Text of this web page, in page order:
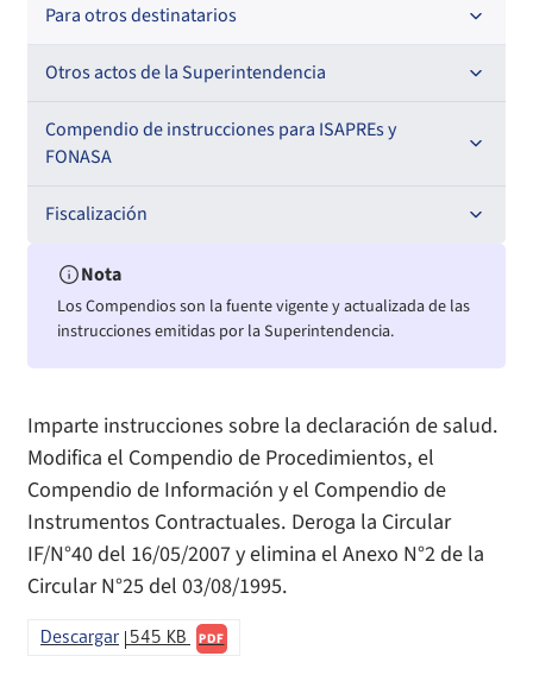
Oficios Circulares
Resoluciones
Oficios Circulares
Circulares
Circulares internas
Resoluciones
Para otros destinatarios
Circulares
Otros actos de la Superintendencia
Antecedentes preparatorios de normas que afecten a
EMT Ley N° 20.416
Comisión Evaluadora de Licitaciones Públicas
Convenios de colaboración
Declaración de patrimonio e intereses de autoridades
Estructura Orgánica
Informes de Fiscalización
Llamados a concurso de personal
Compendio de instrucciones para ISAPREs y
FONASA
Compendio Beneficios
Compendio de Archivos Maestros
Compendio Información
Compendio Procedimientos
Fiscalización
Informes de fiscalización
Sanciones aplicadas
Sanciones Agentes de Ventas
Sanciones a Isapres
Sanciones a Prestadores
Nota
Los Compendios son la fuente vigente y actualizada de las
instrucciones emitidas por la Superintendencia.
Imparte instrucciones sobre la declaración de salud.
Modifica el Compendio de Procedimientos, el
Compendio de Información y el Compendio de
Instrumentos Contractuales. Deroga la Circular
IF/N°40 del 16/05/2007 y elimina el Anexo N°2 de la
Circular N°25 del 03/08/1995.
Descargar 545 KB PDF